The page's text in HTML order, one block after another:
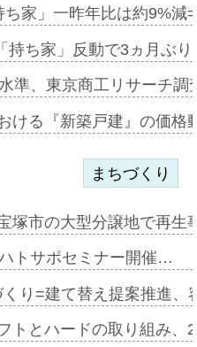
ち家」一昨年比は約9%
持ち家」反動で3ヵ月ぶ
準、東京商工リサーチ
ける『新築戸建』の価
まちづくり
塚市の大型分譲地で再
トサポセミナー開催…
り=建て替え提案推進
トとハードの取り組み